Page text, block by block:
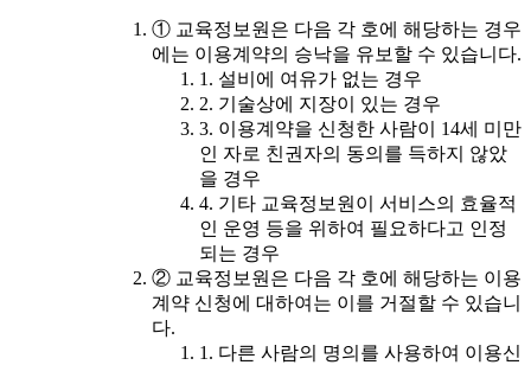
① 교육정보원은 다음 각 호에 해당하는 경우
에는 이용계약의 승낙을 유보할 수 있습니다.
1. 설비에 여유가 없는 경우
2. 기술상에 지장이 있는 경우
3. 이용계약을 신청한 사람이 14세 미만
인 자로 친권자의 동의를 득하지 않았
을 경우
4. 기타 교육정보원이 서비스의 효율적
인 운영 등을 위하여 필요하다고 인정
되는 경우
② 교육정보원은 다음 각 호에 해당하는 이용
계약 신청에 대하여는 이를 거절할 수 있습니
다.
1. 다른 사람의 명의를 사용하여 이용신